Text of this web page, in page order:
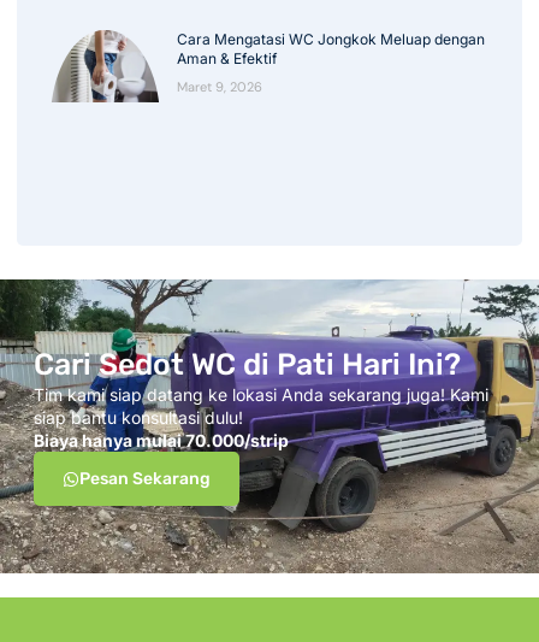
Cara Mengatasi WC Jongkok Meluap dengan
Aman & Efektif
Maret 9, 2026
Cari Sedot WC di Pati Hari Ini?
Tim kami siap datang ke lokasi Anda sekarang juga! Kami
siap bantu konsultasi dulu!
Biaya hanya mulai 70.000/strip
Pesan Sekarang